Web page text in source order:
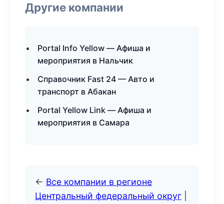
Другие компании
Portal Info Yellow — Афиша и
мероприятия в Нальчик
Справочник Fast 24 — Авто и
транспорт в Абакан
Portal Yellow Link — Афиша и
мероприятия в Самара
← Все компании в регионе
Центральный федеральный округ